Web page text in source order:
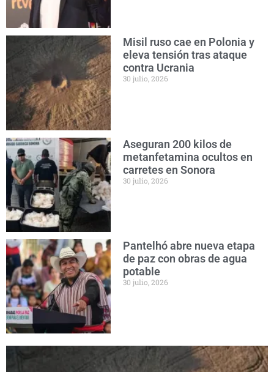
Misil ruso cae en Polonia y
eleva tensión tras ataque
contra Ucrania
30 julio, 2026
Aseguran 200 kilos de
metanfetamina ocultos en
carretes en Sonora
30 julio, 2026
Pantelhó abre nueva etapa
de paz con obras de agua
potable
30 julio, 2026